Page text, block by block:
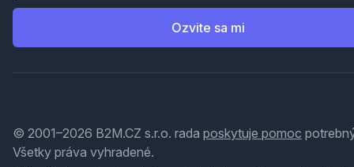
Ozvite sa mi
© 2001–2026 B2M.CZ s.r.o. rada poskytuje pomoc
Všetky práva vyhradené.